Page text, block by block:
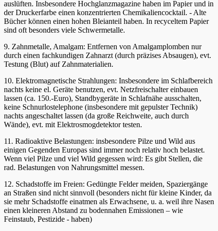
auslüften. Insbesondere Hochglanzmagazine haben im Papier und in
der Druckerfarbe einen konzentrierten Chemikaliencocktail. - Alte
Bücher können einen hohen Bleianteil haben. In recyceltem Papier
sind oft besonders viele Schwermetalle.
9. Zahnmetalle, Amalgam: Entfernen von Amalgamplomben nur
durch einen fachkundigen Zahnarzt (durch präzises Absaugen), evt.
Testung (Blut) auf Zahnmaterialien.
10. Elektromagnetische Strahlungen: Insbesondere im Schlafbereich
nachts keine el. Geräte benutzen, evt. Netzfreischalter einbauen
lassen (ca. 150.-Euro), Standbygeräte in Schlafnähe ausschalten,
keine Schnurlostelephone (insbesondere mit gepulster Technik)
nachts angeschaltet lassen (da große Reichweite, auch durch
Wände), evt. mit Elektrosmogdetektor testen.
11. Radioaktive Belastungen: insbesondere Pilze und Wild aus
einigen Gegenden Europas sind immer noch relativ hoch belastet.
Wenn viel Pilze und viel Wild gegessen wird: Es gibt Stellen, die
rad. Belastungen von Nahrungsmittel messen.
12. Schadstoffe im Freien: Gedüngte Felder meiden, Spaziergänge
an Straßen sind nicht sinnvoll (besonders nicht für kleine Kinder, da
sie mehr Schadstoffe einatmen als Erwachsene, u. a. weil ihre Nasen
einen kleineren Abstand zu bodennahen Emissionen – wie
Feinstaub, Pestizide - haben)